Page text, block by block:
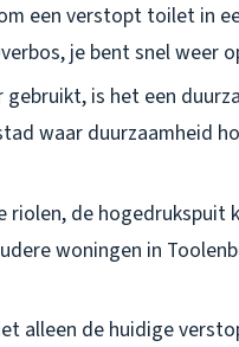
een verstopt toilet in
je bent snel weer
is het een
waar duurzaamheid
de hogedrukspuit
woningen in
alleen de huidige